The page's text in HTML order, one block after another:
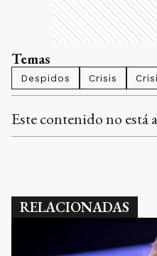
Temas
Despidos Crisis
Este contenido no está
RELACIONADAS